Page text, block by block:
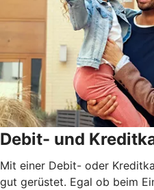
Debit- und
Mit einer Debit- oder
gut gerüstet. Egal ob beim